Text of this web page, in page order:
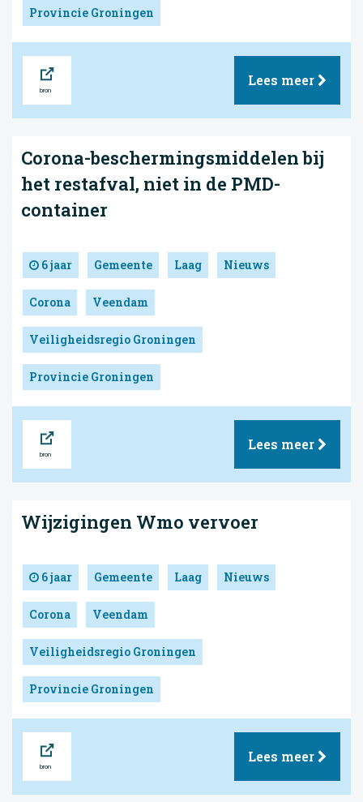
Provincie Groningen
Lees meer
Corona-beschermingsmiddelen bij
het restafval, niet in de PMD-
container
6 jaar Gemeente Laag Nieuws
Corona Veendam
Veiligheidsregio Groningen
Provincie Groningen
Lees meer
Wijzigingen Wmo vervoer
6 jaar Gemeente Laag Nieuws
Corona Veendam
Veiligheidsregio Groningen
Provincie Groningen
Lees meer